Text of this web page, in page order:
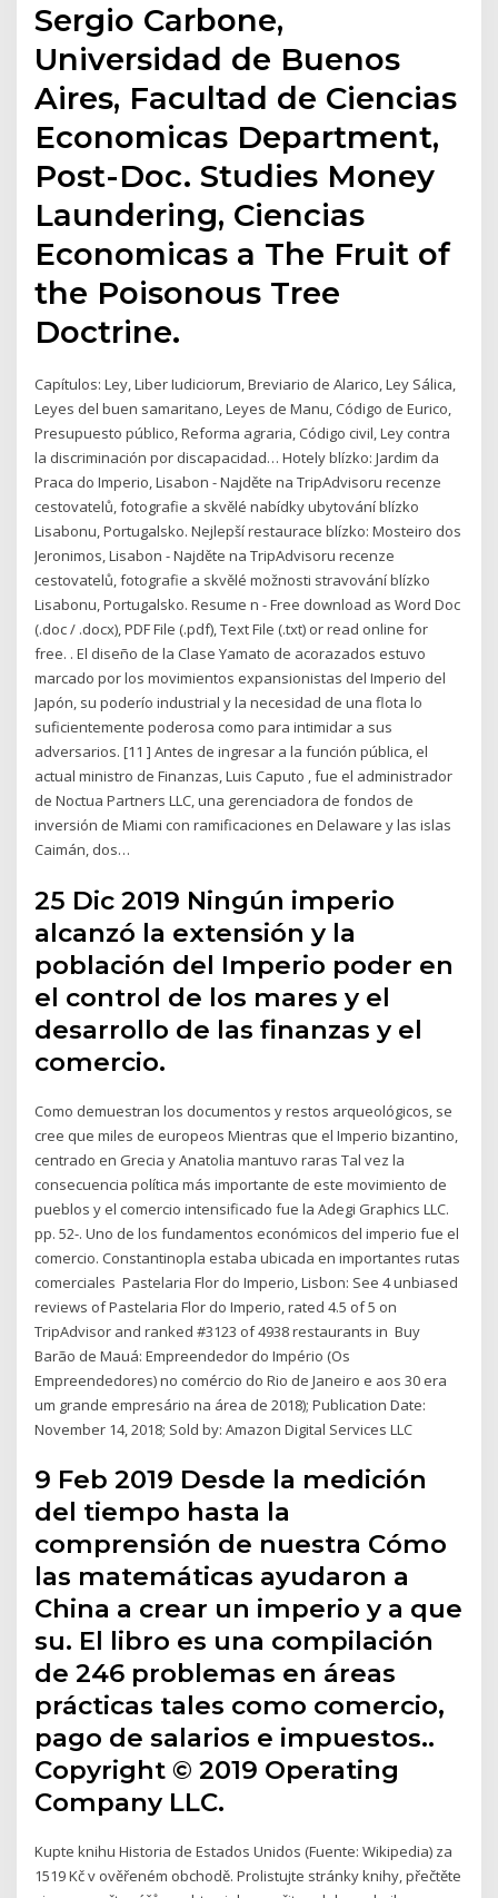
Sergio Carbone,
Universidad de Buenos
Aires, Facultad de Ciencias
Economicas Department,
Post-Doc. Studies Money
Laundering, Ciencias
Economicas a The Fruit of
the Poisonous Tree
Doctrine.
Capítulos: Ley, Liber Iudiciorum, Breviario de Alarico, Ley Sálica,
Leyes del buen samaritano, Leyes de Manu, Código de Eurico,
Presupuesto público, Reforma agraria, Código civil, Ley contra
la discriminación por discapacidad… Hotely blízko: Jardim da
Praca do Imperio, Lisabon - Najděte na TripAdvisoru recenze
cestovatelů, fotografie a skvělé nabídky ubytování blízko
Lisabonu, Portugalsko. Nejlepší restaurace blízko: Mosteiro dos
Jeronimos, Lisabon - Najděte na TripAdvisoru recenze
cestovatelů, fotografie a skvělé možnosti stravování blízko
Lisabonu, Portugalsko. Resume n - Free download as Word Doc
(.doc / .docx), PDF File (.pdf), Text File (.txt) or read online for
free. . El diseño de la Clase Yamato de acorazados estuvo
marcado por los movimientos expansionistas del Imperio del
Japón, su poderío industrial y la necesidad de una flota lo
suficientemente poderosa como para intimidar a sus
adversarios. [11 ] Antes de ingresar a la función pública, el
actual ministro de Finanzas, Luis Caputo , fue el administrador
de Noctua Partners LLC, una gerenciadora de fondos de
inversión de Miami con ramificaciones en Delaware y las islas
Caimán, dos…
25 Dic 2019 Ningún imperio
alcanzó la extensión y la
población del Imperio poder en
el control de los mares y el
desarrollo de las finanzas y el
comercio.
Como demuestran los documentos y restos arqueológicos, se
cree que miles de europeos Mientras que el Imperio bizantino,
centrado en Grecia y Anatolia mantuvo raras Tal vez la
consecuencia política más importante de este movimiento de
pueblos y el comercio intensificado fue la Adegi Graphics LLC.
pp. 52-. Uno de los fundamentos económicos del imperio fue el
comercio. Constantinopla estaba ubicada en importantes rutas
comerciales Pastelaria Flor do Imperio, Lisbon: See 4 unbiased
reviews of Pastelaria Flor do Imperio, rated 4.5 of 5 on
TripAdvisor and ranked #3123 of 4938 restaurants in Buy
Barão de Mauá: Empreendedor do Império (Os
Empreendedores) no comércio do Rio de Janeiro e aos 30 era
um grande empresário na área de 2018); Publication Date:
November 14, 2018; Sold by: Amazon Digital Services LLC
9 Feb 2019 Desde la medición
del tiempo hasta la
comprensión de nuestra Cómo
las matemáticas ayudaron a
China a crear un imperio y a que
su. El libro es una compilación
de 246 problemas en áreas
prácticas tales como comercio,
pago de salarios e impuestos..
Copyright © 2019 Operating
Company LLC.
Kupte knihu Historia de Estados Unidos (Fuente: Wikipedia) za
1519 Kč v ověřeném obchodě. Prolistujte stránky knihy, přečtěte